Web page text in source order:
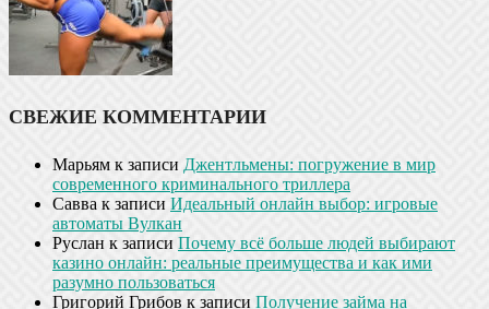
СВЕЖИЕ КОММЕНТАРИИ
Марьям к записи Джентльмены: погружение в мир
современного криминального триллера
Савва к записи Идеальный онлайн выбор: игровые
автоматы Вулкан
Руслан к записи Почему всё больше людей выбирают
казино онлайн: реальные преимущества и как ими
разумно пользоваться
Григорий Грибов к записи Получение займа на